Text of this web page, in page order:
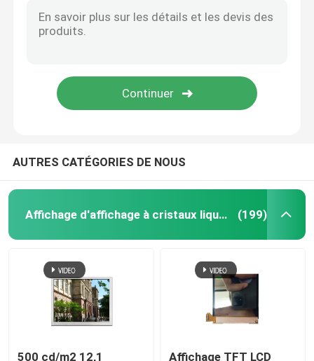
AUTRES CATÉGORIES DE NOUS
Affichage d'affichage à cristaux liquides TFT (199)
500 cd/m2 12,1
Affichage TFT LCD